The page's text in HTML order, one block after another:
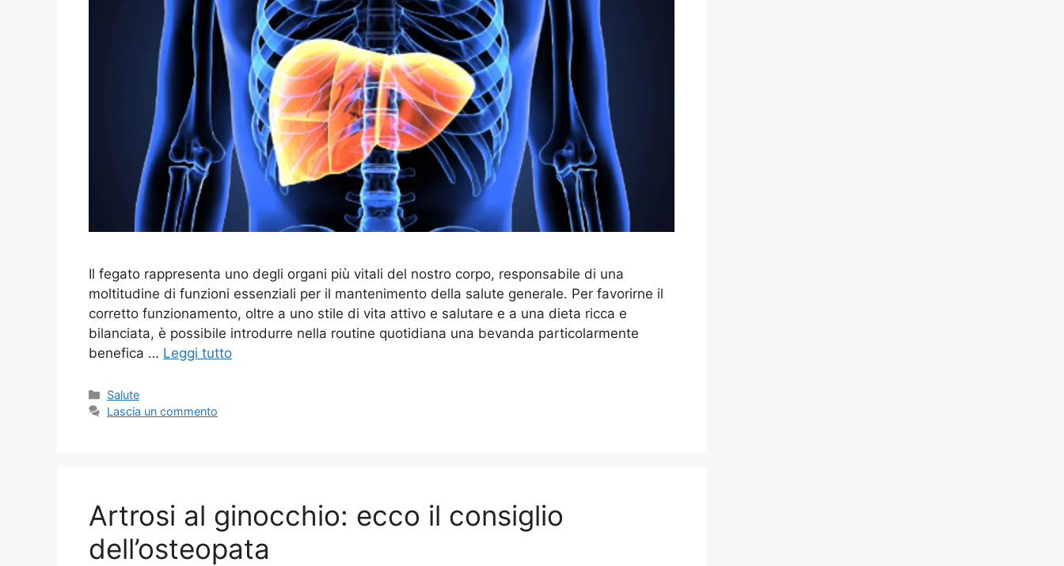
Il fegato rappresenta uno degli organi più vitali del nostro corpo, responsabile di una
moltitudine di funzioni essenziali per il mantenimento della salute generale. Per favorirne il
corretto funzionamento, oltre a uno stile di vita attivo e salutare e a una dieta ricca e
bilanciata, è possibile introdurre nella routine quotidiana una bevanda particolarmente
benefica … Leggi tutto
Categorie
Salute
Lascia un commento
Artrosi al ginocchio: ecco il consiglio
dell’osteopata